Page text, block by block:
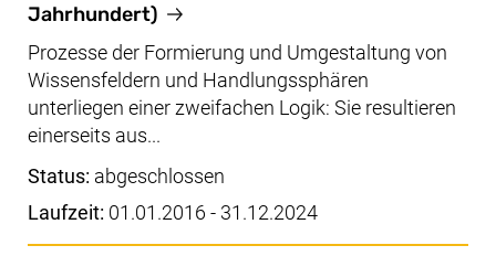
Jahrhundert)
Prozesse der Formierung und Umgestaltung von
Wissensfeldern und Handlungssphären
unterliegen einer zweifachen Logik: Sie resultieren
einerseits aus...
Status: abgeschlossen
Laufzeit: 01.01.2016 - 31.12.2024